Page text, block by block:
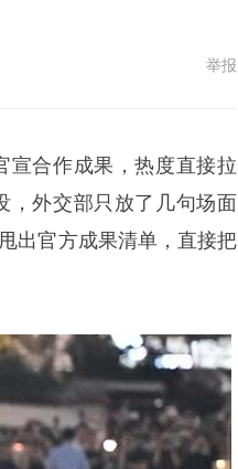
举报
宣合作成果，热度直接拉
，外交部只放了几句场面
出官方成果清单，直接把